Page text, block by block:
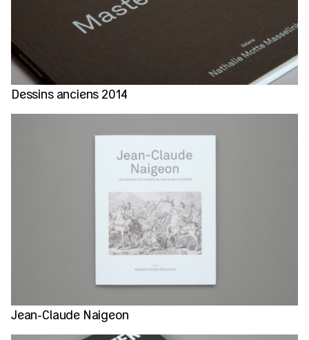
Dessins anciens 2014
Jean-Claude Naigeon